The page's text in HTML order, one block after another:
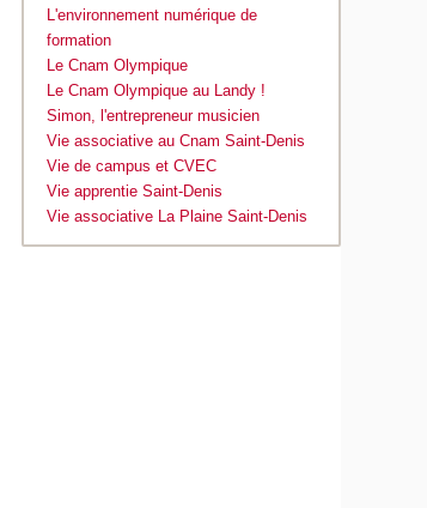
L'environnement numérique de
formation
Le Cnam Olympique
Le Cnam Olympique au Landy !
Simon, l'entrepreneur musicien
Vie associative au Cnam Saint-Denis
Vie de campus et CVEC
Vie apprentie Saint-Denis
Vie associative La Plaine Saint-Denis